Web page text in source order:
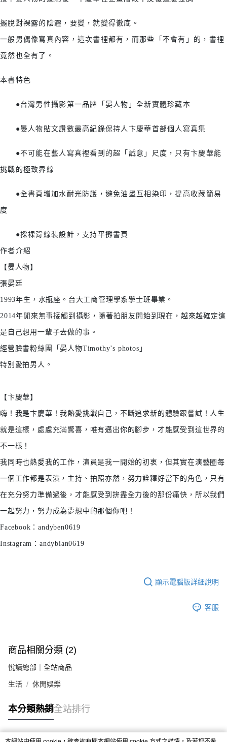
擺脫對裸露的陰霾，要變，就變得徹底。
一般男偶像寫真內容，這次書裡都有， 而那些「不會有」的，書裡
竟然也全有了。
本書特色
●台灣男性攝影第一品牌「晏人物」全新實體珍藏本
●晏人物貼文讚數最高紀錄保持人卞慶華首部個人寫真集
●不可能在藝人寫真裡看到的超「誠意」尺度，只有卞慶華能
挑戰的極致界線
●全書頁增加水耐光防護，避免油墨互相染印，提高收藏簡易
度
●採裸背線裝設計，支持平攤書頁
作者介紹
【晏人物】
張晏廷
1993年生，水瓶座。台大工商管理學系學士班畢業。
2014年閒來無事接觸到攝影，隨著拍朋友開始到現在，越來越確定這
是自己想用一輩子去做的事。
經營臉書粉絲團「晏人物Timothy’s photos」
特別愛拍男人。
【卞慶華】
嗨！我是卞慶華！我熱愛挑戰自己，不斷追求新的體驗跟嘗試！人生
就是這樣，處處充滿驚喜，唯有邁出你的腳步，才能感受到這世界的
不一樣！
我同時也熱愛我的工作，演員是我一開始的初衷，但其實在演藝圈每
一個工作都是表演，主持、拍照亦然，努力詮釋好當下的角色，只有
在充分努力準備過後，才能感受到拚盡全力後的那份痛快，所以我們
一起努力，努力成為夢想中的那個你吧！
Facebook：andyben0619
Instagram：andybian0619
顯示電腦版詳細說明
客服
商品相關分類 (2)
悅讀總部｜全站商品
生活 休閒娛樂
本分類熱銷全站排行